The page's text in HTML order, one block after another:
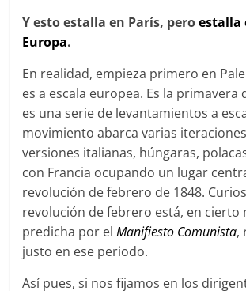
Y esto estalla en París, peroestalla
Europa.
En realidad, empieza primero en
es a escala europea. Es la primavera
es una serie de levantamientos a
movimiento abarca varias
versiones italianas, húngaras,
con Francia ocupando un lugar
revolución de febrero de 1848.
revolución de febrero está, en cierto
predicha por elManifiesto Comunista,
justo en ese periodo.
Así pues, si nos fijamos en los